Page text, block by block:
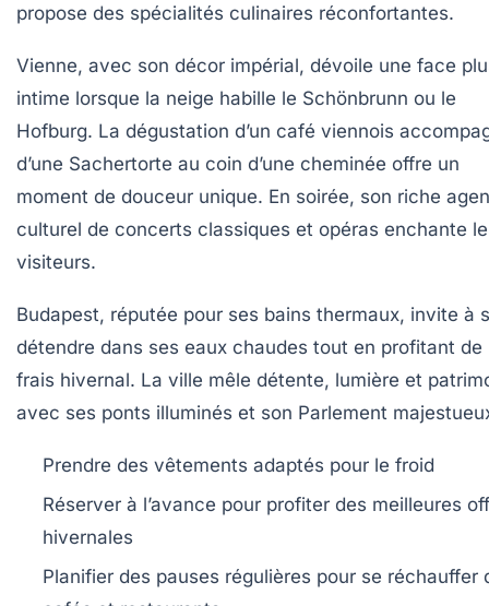
propose des spécialités culinaires réconfortantes.
Vienne, avec son décor impérial, dévoile une face
intime lorsque la neige habille le Schönbrunn ou le
Hofburg. La dégustation d’un café viennois
d’une Sachertorte au coin d’une cheminée offre un
moment de douceur unique. En soirée, son riche
culturel de concerts classiques et opéras enchante
visiteurs.
Budapest, réputée pour ses bains thermaux, invite à
détendre dans ses eaux chaudes tout en profitant de
frais hivernal. La ville mêle détente, lumière et
avec ses ponts illuminés et son Parlement
Prendre des vêtements adaptés pour le froid
Réserver à l’avance pour profiter des meilleures
hivernales
Planifier des pauses régulières pour se réchauffer